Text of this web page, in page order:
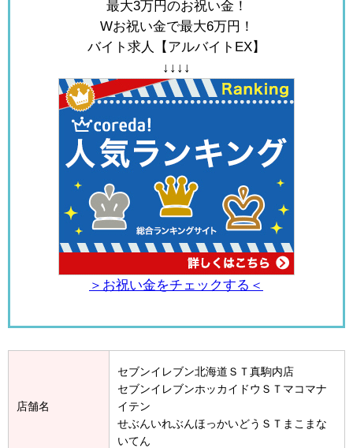
最大3万円のお祝い金！
Wお祝い金で最大6万円！
バイト求人【アルバイトEX】
↓↓↓↓
＞お祝い金をチェックする＜
店舗名
セブンイレブン北海道ＳＴ真駒内店
セブンイレブンホッカイドウＳＴマコマナ
イテン
せぶんいれぶんほっかいどうＳＴまこまな
いてん